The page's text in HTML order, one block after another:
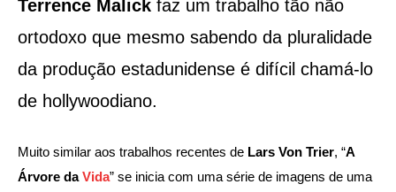
Terrence Malick faz um trabalho tão não
ortodoxo que mesmo sabendo da pluralidade
da produção estadunidense é difícil chamá-lo
de hollywoodiano.
Muito similar aos trabalhos recentes de Lars Von Trier, “A
Árvore daVida” se inicia com uma série de imagens de uma